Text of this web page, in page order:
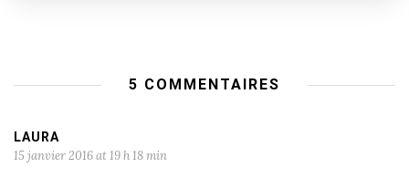
5 COMMENTAIRES
LAURA
15 janvier 2016 at 19 h 18 min